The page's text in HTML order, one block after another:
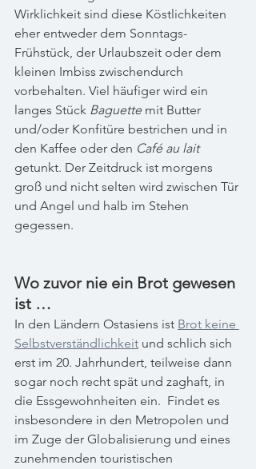
Wirklichkeit sind diese Köstlichkeiten
eher entweder dem Sonntags-
Frühstück, der Urlaubszeit oder dem
kleinen Imbiss zwischendurch
vorbehalten. Viel häufiger wird ein
langes Stück Baguette mit Butter
und/oder Konfitüre bestrichen und in
den Kaffee oder den Café au lait
getunkt. Der Zeitdruck ist morgens
groß und nicht selten wird zwischen Tür
und Angel und halb im Stehen
gegessen.
Wo zuvor nie ein Brot gewesen
ist …
In den Ländern Ostasiens ist Brot keine
Selbstverständlichkeit und schlich sich
erst im 20. Jahrhundert, teilweise dann
sogar noch recht spät und zaghaft, in
die Essgewohnheiten ein.  Findet es
insbesondere in den Metropolen und
im Zuge der Globalisierung und eines
zunehmenden touristischen